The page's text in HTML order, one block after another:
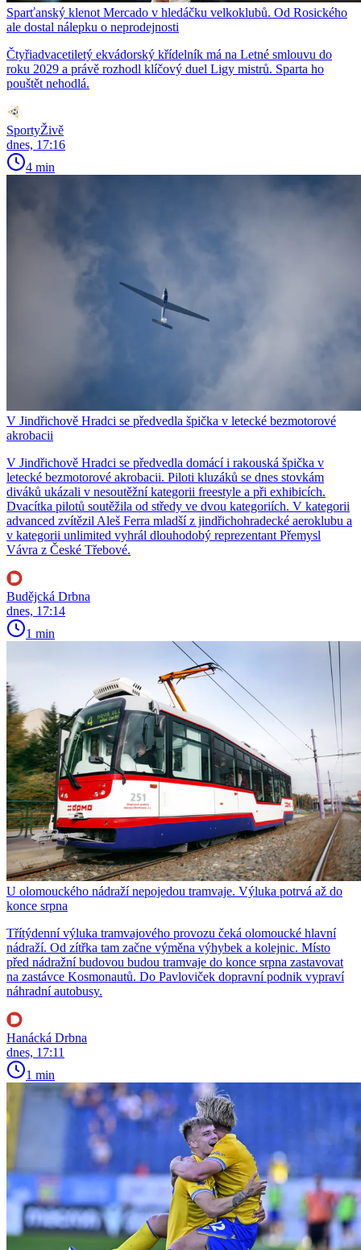
Sparťanský klenot Mercado v hledáčku velkoklubů. Od Rosického
ale dostal nálepku o neprodejnosti
Čtyřiadvacetiletý ekvádorský křídelník má na Letné smlouvu do
roku 2029 a právě rozhodl klíčový duel Ligy mistrů. Sparta ho
pouštět nehodlá.
SportyŽivě
dnes, 17:16
4 min
V Jindřichově Hradci se předvedla špička v letecké bezmotorové
akrobacii
V Jindřichově Hradci se předvedla domácí i rakouská špička v
letecké bezmotorové akrobacii. Piloti kluzáků se dnes stovkám
diváků ukázali v nesoutěžní kategorii freestyle a při exhibicích.
Dvacítka pilotů soutěžila od středy ve dvou kategoriích. V kategorii
advanced zvítězil Aleš Ferra mladší z jindřichohradecké aeroklubu a
v kategorii unlimited vyhrál dlouhodobý reprezentant Přemysl
Vávra z České Třebové.
Budějcká Drbna
dnes, 17:14
1 min
U olomouckého nádraží nepojedou tramvaje. Výluka potrvá až do
konce srpna
Třítýdenní výluka tramvajového provozu čeká olomoucké hlavní
nádraží. Od zítřka tam začne výměna výhybek a kolejnic. Místo
před nádražní budovou budou tramvaje do konce srpna zastavovat
na zastávce Kosmonautů. Do Pavloviček dopravní podnik vypraví
náhradní autobusy.
Hanácká Drbna
dnes, 17:11
1 min